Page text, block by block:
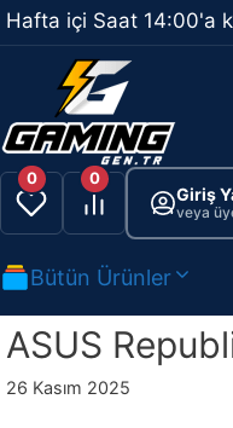
İçeriğe
atla
Hafta içi Saat 14:00'a
0 0
Giriş
veya
Bütün Ürünler
ASUS
26 Kasım 2025